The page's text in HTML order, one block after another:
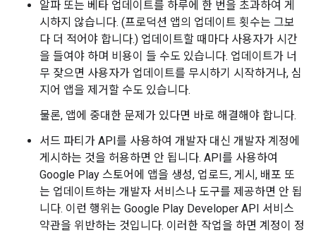
알파 또는 베타 업데이트를 하루에 한 번을 초과하여 게
시하지 않습니다. (프로덕션 앱의 업데이트 횟수는 그보
다 더 적어야 합니다.) 업데이트할 때마다 사용자가 시간
을 들여야 하며 비용이 들 수도 있습니다. 업데이트가 너
무 잦으면 사용자가 업데이트를 무시하기 시작하거나, 심
지어 앱을 제거할 수도 있습니다.
물론, 앱에 중대한 문제가 있다면 바로 해결해야 합니다.
서드 파티가 API를 사용하여 개발자 대신 개발자 계정에
게시하는 것을 허용하면 안 됩니다. API를 사용하여
Google Play 스토어에 앱을 생성, 업로드, 게시, 배포 또
는 업데이트하는 개발자 서비스나 도구를 제공하면 안 됩
니다. 이런 행위는 Google Play Developer API 서비스
약관을 위반하는 것입니다. 이러한 작업을 하면 계정이 정